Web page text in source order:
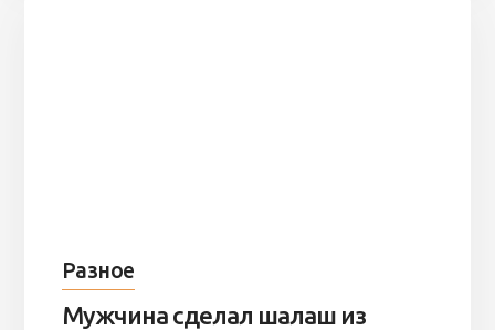
Разное
Мужчина сделал шалаш из